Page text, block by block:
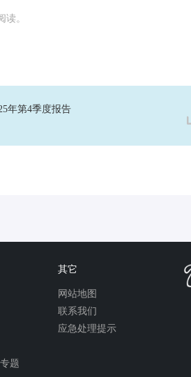
读。
年第4季度报告
题
其它
网站地图
联系我们
应急处理提示